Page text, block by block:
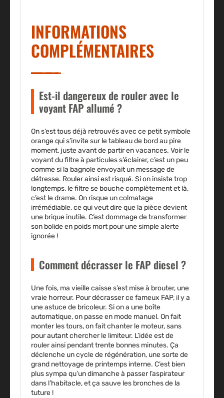
INFORMATIONS
COMPLÉMENTAIRES
Est-il dangereux de rouler avec le
voyant FAP allumé ?
On s’est tous déjà retrouvés avec ce petit symbole
orange qui s’invite sur le tableau de bord au pire
moment, juste avant de partir en vacances. Voir le
voyant du filtre à particules s’éclairer, c’est un peu
comme si la bagnole envoyait un message de
détresse. Rouler ainsi est risqué. Si on insiste trop
longtemps, le filtre se bouche complètement et là,
c’est le drame. On risque un colmatage
irrémédiable, ce qui veut dire que la pièce devient
une brique inutile. C’est dommage de transformer
son bolide en poids mort pour une simple alerte
ignorée !
Comment décrasser le FAP diesel ?
Une fois, ma vieille caisse s’est mise à brouter, une
vraie horreur. Pour décrasser ce fameux FAP, il y a
une astuce de bricoleur. Si on a une boîte
automatique, on passe en mode manuel. On fait
monter les tours, on fait chanter le moteur, sans
pour autant chercher le limiteur. L’idée est de
rouler ainsi pendant trente bonnes minutes. Ça
déclenche un cycle de régénération, une sorte de
grand nettoyage de printemps interne. C’est bien
plus sympa qu’un dimanche à passer l’aspirateur
dans l’habitacle, et ça sauve les bronches de la
tuture !